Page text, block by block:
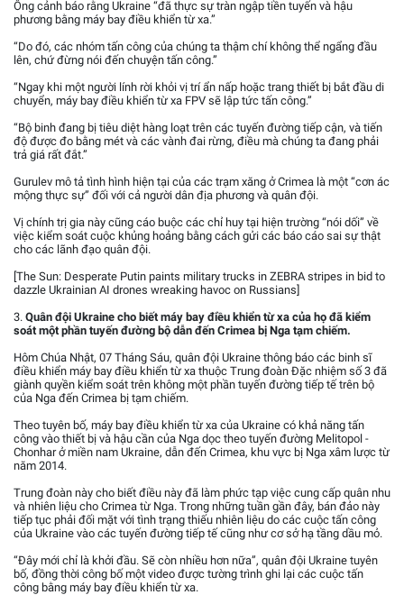
Ông cảnh báo rằng Ukraine “đã thực sự tràn ngập tiền tuyến và hậu
phương bằng máy bay điều khiển từ xa.”
“Do đó, các nhóm tấn công của chúng ta thậm chí không thể ngẩng đầu
lên, chứ đừng nói đến chuyện tấn công.”
“Ngay khi một người lính rời khỏi vị trí ẩn nấp hoặc trang thiết bị bắt đầu di
chuyển, máy bay điều khiển từ xa FPV sẽ lập tức tấn công.”
“Bộ binh đang bị tiêu diệt hàng loạt trên các tuyến đường tiếp cận, và tiến
độ được đo bằng mét và các vành đai rừng, điều mà chúng ta đang phải
trả giá rất đắt.”
Gurulev mô tả tình hình hiện tại của các trạm xăng ở Crimea là một “cơn ác
mộng thực sự” đối với cả người dân địa phương và quân đội.
Vị chính trị gia này cũng cáo buộc các chỉ huy tại hiện trường “nói dối” về
việc kiểm soát cuộc khủng hoảng bằng cách gửi các báo cáo sai sự thật
cho các lãnh đạo quân đội.
[The Sun: Desperate Putin paints military trucks in ZEBRA stripes in bid to
dazzle Ukrainian AI drones wreaking havoc on Russians]
3. Quân đội Ukraine cho biết máy bay điều khiển từ xa của họ đã kiểm
soát một phần tuyến đường bộ dẫn đến Crimea bị Nga tạm chiếm.
Hôm Chúa Nhật, 07 Tháng Sáu, quân đội Ukraine thông báo các binh sĩ
điều khiển máy bay điều khiển từ xa thuộc Trung đoàn Đặc nhiệm số 3 đã
giành quyền kiểm soát trên không một phần tuyến đường tiếp tế trên bộ
của Nga đến Crimea bị tạm chiếm.
Theo tuyên bố, máy bay điều khiển từ xa của Ukraine có khả năng tấn
công vào thiết bị và hậu cần của Nga dọc theo tuyến đường Melitopol -
Chonhar ở miền nam Ukraine, dẫn đến Crimea, khu vực bị Nga xâm lược từ
năm 2014.
Trung đoàn này cho biết điều này đã làm phức tạp việc cung cấp quân nhu
và nhiên liệu cho Crimea từ Nga. Trong những tuần gần đây, bán đảo này
tiếp tục phải đối mặt với tình trạng thiếu nhiên liệu do các cuộc tấn công
của Ukraine vào các tuyến đường tiếp tế cũng như cơ sở hạ tầng dầu mỏ.
“Đây mới chỉ là khởi đầu. Sẽ còn nhiều hơn nữa”, quân đội Ukraine tuyên
bố, đồng thời công bố một video được tường trình ghi lại các cuộc tấn
công bằng máy bay điều khiển từ xa.